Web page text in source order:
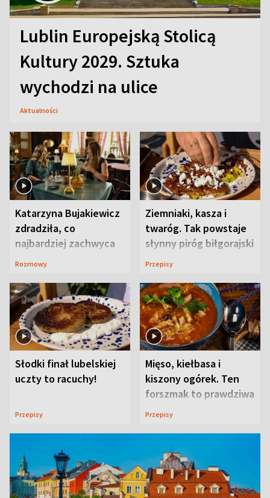
Lublin Europejską Stolicą
Kultury 2029. Sztuka
wychodzi na ulice
Aktualności
Katarzyna Bujakiewicz
zdradziła, co
najbardziej zachwyca
ją w Lublinie
Rozmowy
Ziemniaki, kasza i
twaróg. Tak powstaje
słynny piróg biłgorajski
Przepisy
Słodki finał lubelskiej
uczty to racuchy!
Przepisy
Mięso, kiełbasa i
kiszony ogórek. Ten
forszmak to prawdziwa
uczta
Przepisy